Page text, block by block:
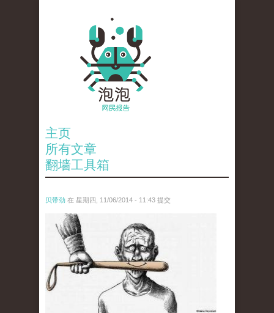
主页
所有文章
翻墙工具箱
贝带劲 在 星期四, 11/06/2014 - 11:43 提交
wen_tou_tu_.jpg